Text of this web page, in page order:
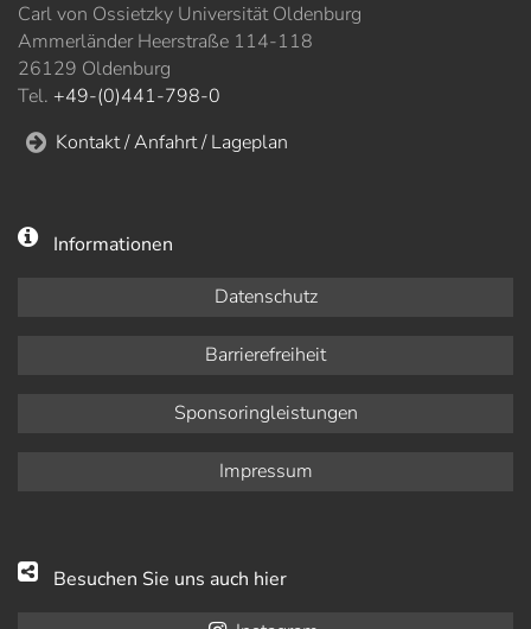
Carl von Ossietzky Universität Oldenburg
Ammerländer Heerstraße 114-118
26129 Oldenburg
Tel. +49-(0)441-798-0
Kontakt / Anfahrt / Lageplan
Informationen
Datenschutz
Barrierefreiheit
Sponsoringleistungen
Impressum
Besuchen Sie uns auch hier